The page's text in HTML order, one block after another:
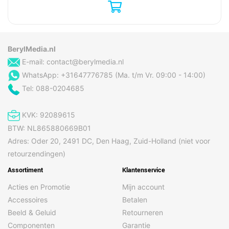
Koffiezet apparaat type
Maximum werkdruk
15 bar
Molentype
malinginstellingen
Reservoir voor gezette
Warmwatersysteem
Water filter
Energie
AC-ingangsfrequentie
50 Hz
BerylMedia.nl
E-mail: contact@berylmedia.nl
WhatsApp: +31647776785 (Ma. t/m Vr. 09:00 - 14:00)
Tel: 088-0204685
KVK: 92089615
BTW: NL865880669B01
Adres: Oder 20, 2491 DC, Den Haag, Zuid-Holland (niet voor
retourzendingen)
Assortiment
Acties en Promotie
Accessoires
Beeld & Geluid
Componenten
Klantenservice
Mijn account
Betalen
Retourneren
Garantie